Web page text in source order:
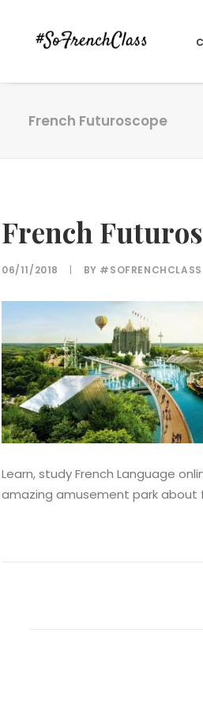
French Futuroscope
French
06/11/2018 | BY #SOFRENCHCLASS
Learn, study French Language
amazing amusement park about